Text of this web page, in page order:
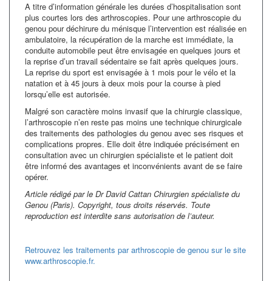
A titre d’information générale les durées d’hospitalisation sont
plus courtes lors des arthroscopies. Pour une arthroscopie du
genou pour déchirure du ménisque l’intervention est réalisée en
ambulatoire, la récupération de la marche est immédiate, la
conduite automobile peut être envisagée en quelques jours et
la reprise d’un travail sédentaire se fait après quelques jours.
La reprise du sport est envisagée à 1 mois pour le vélo et la
natation et à 45 jours à deux mois pour la course à pied
lorsqu’elle est autorisée.
Malgré son caractère moins invasif que la chirurgie classique,
l’arthroscopie n’en reste pas moins une technique chirurgicale
des traitements des pathologies du genou avec ses risques et
complications propres. Elle doit être indiquée précisément en
consultation avec un chirurgien spécialiste et le patient doit
être informé des avantages et inconvénients avant de se faire
opérer.
Article rédigé par le Dr David Cattan Chirurgien spécialiste du
Genou (Paris). Copyright, tous droits réservés. Toute
reproduction est interdite sans autorisation de l’auteur.
Retrouvez les traitements par arthroscopie de genou sur le site
www.arthroscopie.fr.